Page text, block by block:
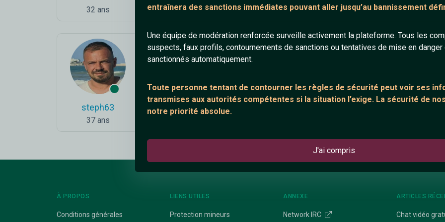
entraînera des sanctions immédiates pouvant aller jusqu’au bannissement
Une équipe de modération renforcée surveille activement la plateforme. Tous les
suspects, faux profils, contournements de sanctions ou tentatives de mise en danger
sanctionnés automatiquement.
Toute personne tentant de contourner les règles de sécurité peut voir ses
transmises aux autorités compétentes si la situation l’exige. La sécurité de
notre priorité absolue.
J'ai compris
32 ans 27 ans 18 ans 28 ans
steph63
37 ans
LisTesRatures
À PROPOS
Conditions générales
LIENS UTILES
Protection mineurs
ANNEXE
Network IRC
ARTICLES
Chat vidéo